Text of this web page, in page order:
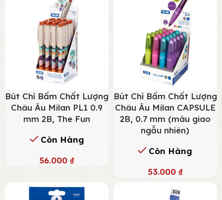
Bút Chì Bấm Chất Lượng
Châu Âu Milan PL1 0.9
mm 2B, The Fun
Còn Hàng
56.000 ₫
Bút Chì Bấm Chất Lượng
Châu Âu Milan CAPSULE
2B, 0.7 mm (màu giao
ngẫu nhiên)
Còn Hàng
53.000 ₫